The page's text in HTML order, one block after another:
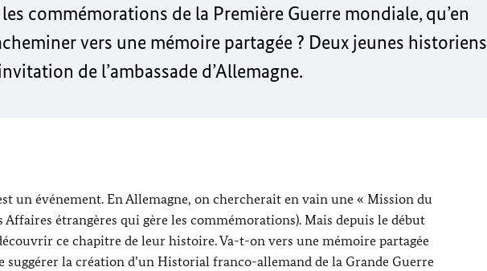
commémorations de la Première Guerre mondiale, qu’en
vers une mémoire partagée ? Deux jeunes historiens
de l’ambassade d’Allemagne.
un événement. En Allemagne, on chercherait en vain une « Mission du
Affaires étrangères qui gère les commémorations). Mais depuis le début
ce chapitre de leur histoire. Va-t-on vers une mémoire partagée
la création d’un Historial franco-allemand de la Grande Guerre